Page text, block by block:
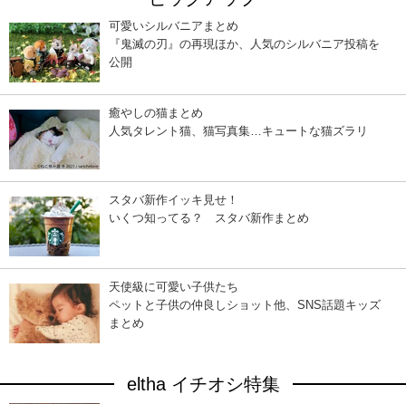
可愛いシルバニアまとめ
『鬼滅の刃』の再現ほか、人気のシルバニア投稿を
公開
癒やしの猫まとめ
人気タレント猫、猫写真集…キュートな猫ズラリ
スタバ新作イッキ見せ！
いくつ知ってる？ スタバ新作まとめ
天使級に可愛い子供たち
ペットと子供の仲良しショット他、SNS話題キッズ
まとめ
eltha イチオシ特集